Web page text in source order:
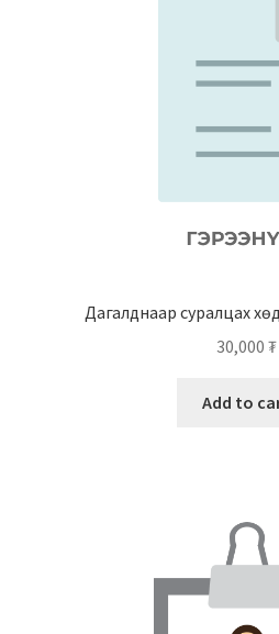
Дагалднаар суралцах
30,000 ₮
Add to